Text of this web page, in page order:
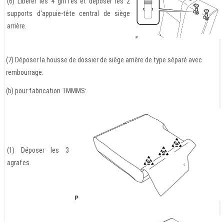
supports d'appuie-tête central de siège
arrière.
(7) Déposer la housse de dossier de siège arrière de type séparé avec
rembourrage.
(b) pour fabrication TMMMS:
(1) Déposer les 3
agrafes.